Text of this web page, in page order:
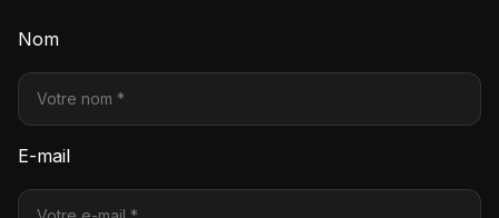
Nom
E-mail